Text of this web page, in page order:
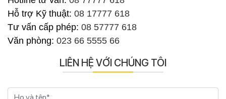
Hỗ trợ Kỹ thuật: 08 17777 618
Tư vấn cấp phép: 08 57777 618
Văn phòng: 023 66 5555 66
LIÊN HỆ VỚI CHÚNG TÔI